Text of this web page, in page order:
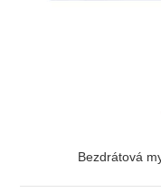
Bezdrátová